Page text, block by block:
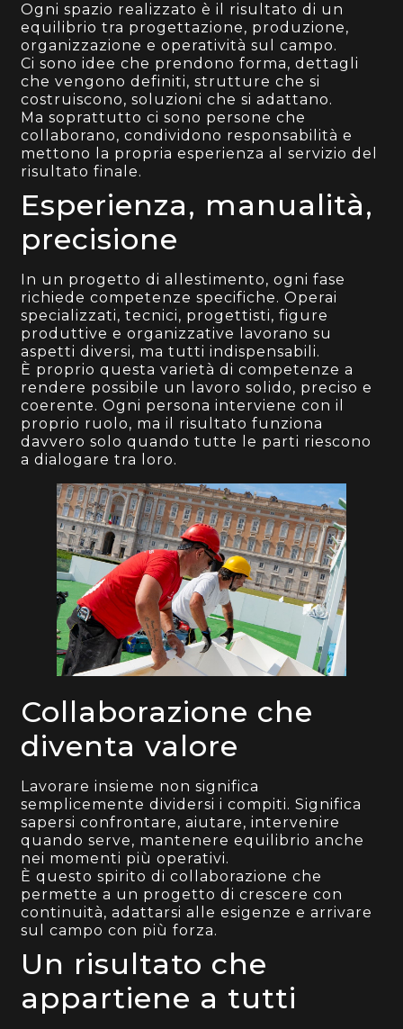
Ogni spazio realizzato è il risultato di un
equilibrio tra progettazione, produzione,
organizzazione e operatività sul campo.
Ci sono idee che prendono forma, dettagli
che vengono definiti, strutture che si
costruiscono, soluzioni che si adattano.
Ma soprattutto ci sono persone che
collaborano, condividono responsabilità e
mettono la propria esperienza al servizio del
risultato finale.
Esperienza, manualità,
precisione
In un progetto di allestimento, ogni fase
richiede competenze specifiche. Operai
specializzati, tecnici, progettisti, figure
produttive e organizzative lavorano su
aspetti diversi, ma tutti indispensabili.
È proprio questa varietà di competenze a
rendere possibile un lavoro solido, preciso e
coerente. Ogni persona interviene con il
proprio ruolo, ma il risultato funziona
davvero solo quando tutte le parti riescono
a dialogare tra loro.
Collaborazione che
diventa valore
Lavorare insieme non significa
semplicemente dividersi i compiti. Significa
sapersi confrontare, aiutare, intervenire
quando serve, mantenere equilibrio anche
nei momenti più operativi.
È questo spirito di collaborazione che
permette a un progetto di crescere con
continuità, adattarsi alle esigenze e arrivare
sul campo con più forza.
Un risultato che
appartiene a tutti